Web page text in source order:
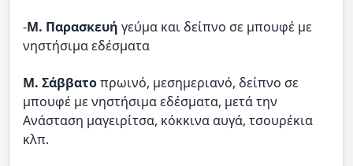
-Μ. Παρασκευή γεύμα και δείπνο σε μπουφέ με
νηστήσιμα εδέσματα
Μ. Σάββατοπρωινό, μεσημεριανό, δείπνο σε
μπουφέ με νηστήσιμα εδέσματα, μετά την
Ανάσταση μαγειρίτσα, κόκκινα αυγά, τσουρέκια
κλπ.